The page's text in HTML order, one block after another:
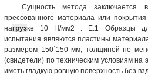
Сущность метода заключается
прессованного материала или
нагрузке 10 Н/мм2 . Е.1 Образцы
испытания являются пластины
размером 150´150 мм, толщиной не
(свидетели) по техническим условиям
иметь гладкую ровную поверхность без